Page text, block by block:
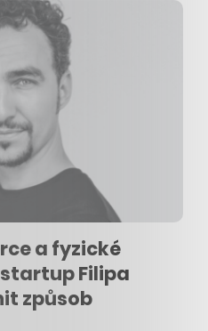
a fyzické
Filipa
způsob